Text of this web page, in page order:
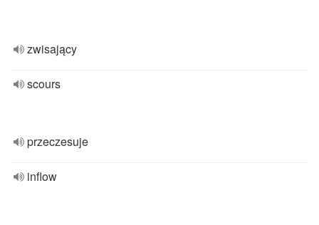
zwisający
scours
przeczesuje
inflow